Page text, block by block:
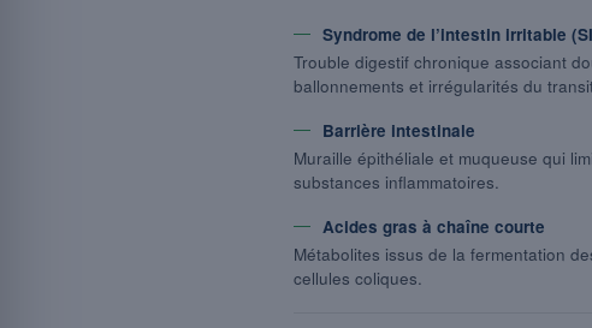
Syndrome de l’intestin irritable
Trouble digestif chronique associant
ballonnements et irrégularités du
Barrière intestinale
Muraille épithéliale et muqueuse qui
substances inflammatoires.
Acides gras à chaîne courte
Métabolites issus de la fermentation
cellules coliques.